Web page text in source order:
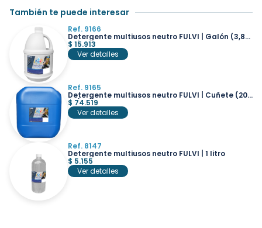
También te puede interesar
Ref. 9166
Detergente multiusos neutro FULVI | Galón (3,8
lts)
$ 15.913
Ver detalles
Ref. 9165
Detergente multiusos neutro FULVI | Cuñete (20
lts)
$ 74.519
Ver detalles
Ref. 8147
Detergente multiusos neutro FULVI | 1 litro
$ 5.155
Ver detalles